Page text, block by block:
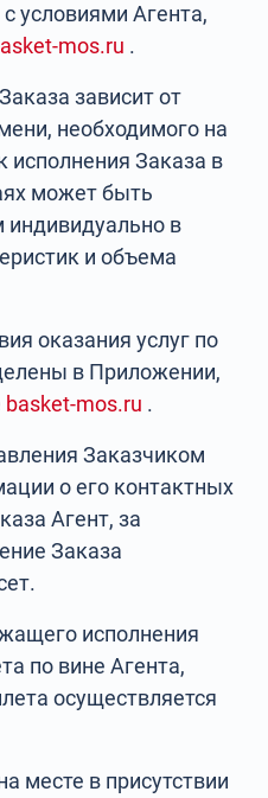
условиями Агента,
mos.ru .
зависит от
необходимого на
исполнения Заказа в
может быть
индивидуально в
и объема
оказания услуг по
в Приложении,
basket-mos.ru .
Заказчиком
о его контактных
Агент, за
Заказа
исполнения
по вине Агента,
осуществляется
месте в присутствии